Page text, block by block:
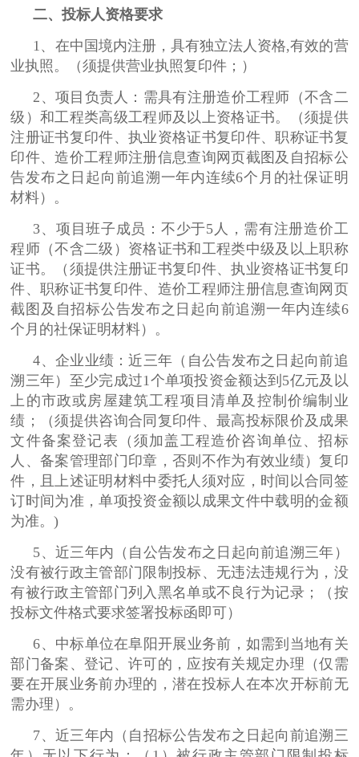
二、投标人资格要求
1、在中国境内注册，具有独立法人资格,有效的营
业执照。（须提供营业执照复印件；）
2、项目负责人：需具有注册造价工程师（不含二
级）和工程类高级工程师及以上资格证书。（须提供
注册证书复印件、执业资格证书复印件、职称证书复
印件、造价工程师注册信息查询网页截图及自招标公
告发布之日起向前追溯一年内连续6个月的社保证明
材料）。
3、项目班子成员：不少于5人，需有注册造价工
程师（不含二级）资格证书和工程类中级及以上职称
证书。（须提供注册证书复印件、执业资格证书复印
件、职称证书复印件、造价工程师注册信息查询网页
截图及自招标公告发布之日起向前追溯一年内连续6
个月的社保证明材料）。
4、企业业绩：近三年（自公告发布之日起向前追
溯三年）至少完成过1个单项投资金额达到5亿元及以
上的市政或房屋建筑工程项目清单及控制价编制业
绩；（须提供咨询合同复印件、最高投标限价及成果
文件备案登记表（须加盖工程造价咨询单位、招标
人、备案管理部门印章，否则不作为有效业绩）复印
件，且上述证明材料中委托人须对应，时间以合同签
订时间为准，单项投资金额以成果文件中载明的金额
为准。)
5、近三年内（自公告发布之日起向前追溯三年）
没有被行政主管部门限制投标、无违法违规行为，没
有被行政主管部门列入黑名单或不良行为记录；（按
投标文件格式要求签署投标函即可）
6、中标单位在阜阳开展业务前，如需到当地有关
部门备案、登记、许可的，应按有关规定办理（仅需
要在开展业务前办理的，潜在投标人在本次开标前无
需办理）。
7、近三年内（自招标公告发布之日起向前追溯三